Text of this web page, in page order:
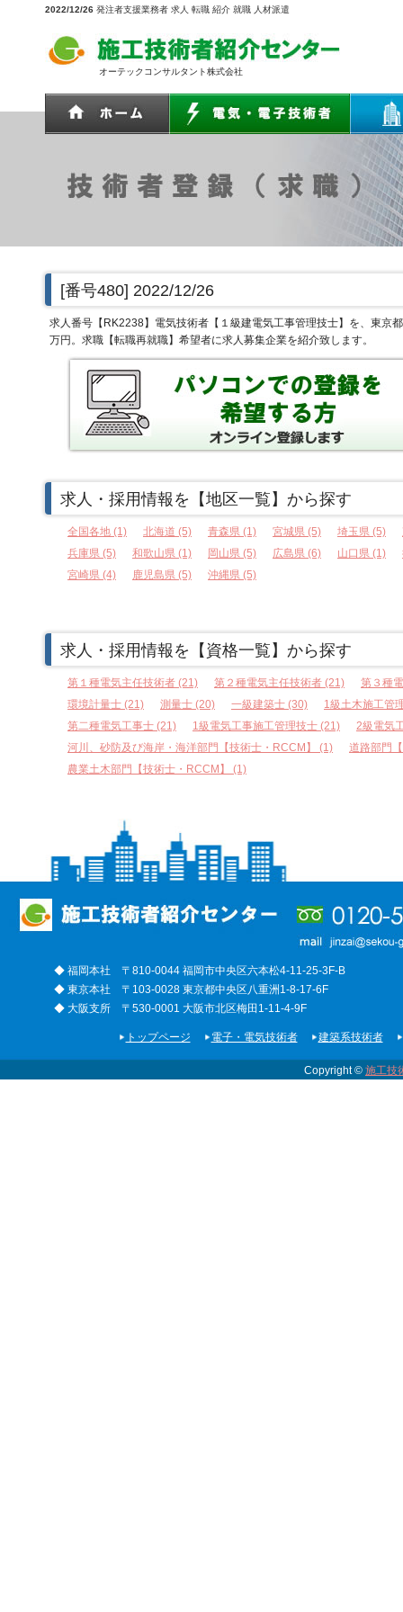
2022/12/26 発注者支援業務者 求人 転職 紹介 就職 人材派遣
オーテックコンサルタント株式会社
[番号480] 2022/12/26
求人番号【RK2238】電気技術者【１級建電気工事管理技士】を、東京
万円。求職【転職再就職】希望者に求人募集企業を紹介致します。
求人・採用情報を【地区一覧】から探す
全国各地 (1) 北海道 (5) 青森県 (1) 宮城県 (5) 埼玉県 (5)
兵庫県 (5)
和歌山県 (1) 岡山県 (5) 広島県 (6) 山口県 (1)
宮崎県 (4)
鹿児島県 (5) 沖縄県 (5)
求人・採用情報を【資格一覧】から探す
第１種電気主任技術者 (21) 第２種電気主任技術者 (21)
第３種
環境計量士 (21)
測量士 (20) 一級建築士 (30)
1級土木施工管
第二種電気工事士 (21)
1級電気工事施工管理技士 (21)
2級電気
河川、砂防及び海岸・海洋部門【技術士・RCCM】 (1)
道路部門
農業土木部門【技術士・RCCM】 (1)
◆ 福岡本社 〒810-0044 福岡市中央区六本松4-11-25-3F-B
◆ 東京本社 〒103-0028 東京都中央区八重洲1-8-17-6F
◆ 大阪支所 〒530-0001 大阪市北区梅田1-11-4-9F
トップページ 電子・電気技術者 建築系技術者
Copyright © 施工技